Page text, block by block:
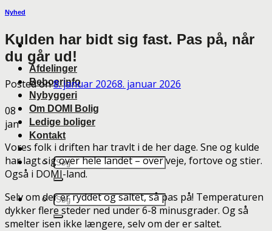
Afdelinger
Beboerinfo
Nybyggeri
Om DOMI Bolig
Ledige boliger
Kontakt
Nyhed
Kulden har bidt sig fast. Pas på, når
du går ud!
Posted on8. januar 20268. januar 2026
08
jan
Vores folk i driften har travlt i de her dage. Sne og kulde
har lagt sig over hele landet – over veje, fortove og stier.
Også i DOMI-land.
Selv om der er ryddet og saltet, så pas på! Temperaturen
dykker flere steder ned under 6-8 minusgrader. Og så
smelter isen ikke længere, selv om der er saltet.